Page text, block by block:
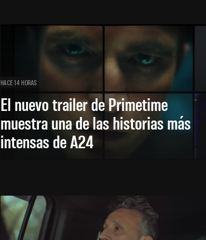
HACE 14 HORAS
El nuevo trailer de Primetime
muestra una de las historias más
intensas de A24